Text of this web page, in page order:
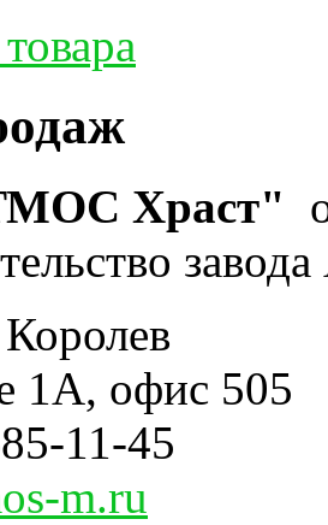
Храст"
1А, офис 505
11-45
m.ru